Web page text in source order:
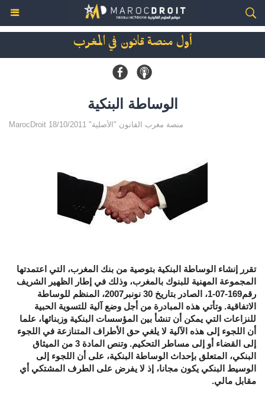
أول منصة قانون في المغرب
الوساطة البنكية
MarocDroit منصة مغرب القانون "الأصلية" 18/10/2011
تقرر إنشاء الوساطة البنكية بتوصية من بنك المغرب، التي اعتمدتها
المجموعة المهنية للبنوك بالمغرب، وذلك في إطار الظهير الشريف
رقم169-07-1، الصادر بتاريخ 30 نونبر2007، المنظم للوساطة
الاتفاقية. وتأتي هذه المبادرة من أجل وضع آلية للتسوية الحبية
للنزاعات التي يمكن أن تنشأ بين المؤسسات البنكية وزبنائها، علما
أن اللجوء إلى هذه الآلية لا يلغي حق الأطراف المتنازعة في اللجوء
إلى القضاء أو إلى مساطر التحكيم. وتنص المادة 3 من الميثاق
البنكي، المتعلق بإحداث الوساطة البنكية، على أن اللجوء إلى
الوسيط البنكي يكون مجانا، إذ لا يفرض على الطرف المشتكي أي
مقابل مالي.